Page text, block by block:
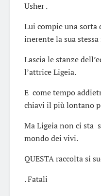
Usher .
Lui compie una sorta
inerente la sua
Lascia le stanze
l’attrice Ligeia.
E come tempo
chiavi il più lontano
Ma Ligeia non ci sta
mondo dei vivi.
QUESTA raccolta si
. Fatali